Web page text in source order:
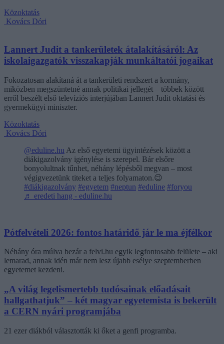
Közoktatás
Kovács Dóri
Lannert Judit a tankerületek átalakításáról: Az
iskolaigazgatók visszakapják munkáltatói jogaikat
Fokozatosan alakítaná át a tankerületi rendszert a kormány,
miközben megszüntetné annak politikai jellegét – többek között
erről beszélt első televíziós interjújában Lannert Judit oktatási és
gyermekügyi miniszter.
Közoktatás
Kovács Dóri
@eduline.hu Az első egyetemi ügyintézések között a
diákigazolvány igénylése is szerepel. Bár elsőre
bonyolultnak tűnhet, néhány lépésből megvan – most
végigvezetünk titeket a teljes folyamaton.😉
#diákigazolvány #egyetem #neptun #eduline #foryou
♬ eredeti hang - eduline.hu
Pótfelvételi 2026: fontos határidő jár le ma éjfélkor
Néhány óra múlva bezár a felvi.hu egyik legfontosabb felülete – aki
lemarad, annak idén már nem lesz újabb esélye szeptemberben
egyetemet kezdeni.
„A világ legelismertebb tudósainak előadásait
hallgathatjuk” – két magyar egyetemista is bekerült
a CERN nyári programjába
21 ezer diákból választották ki őket a genfi programba.